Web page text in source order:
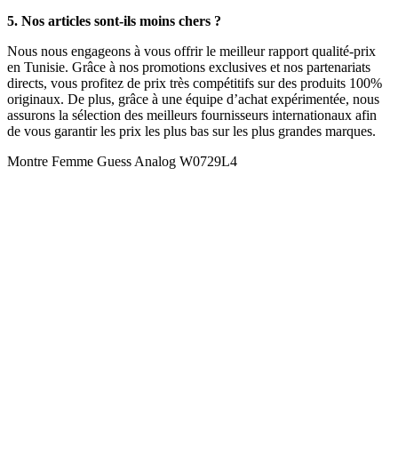
5. Nos articles sont-ils moins chers ?
Nous nous engageons à vous offrir le meilleur rapport qualité-prix
en Tunisie. Grâce à nos promotions exclusives et nos partenariats
directs, vous profitez de prix très compétitifs sur des produits 100%
originaux. De plus, grâce à une équipe d’achat expérimentée, nous
assurons la sélection des meilleurs fournisseurs internationaux afin
de vous garantir les prix les plus bas sur les plus grandes marques.
Montre Femme Guess Analog W0729L4